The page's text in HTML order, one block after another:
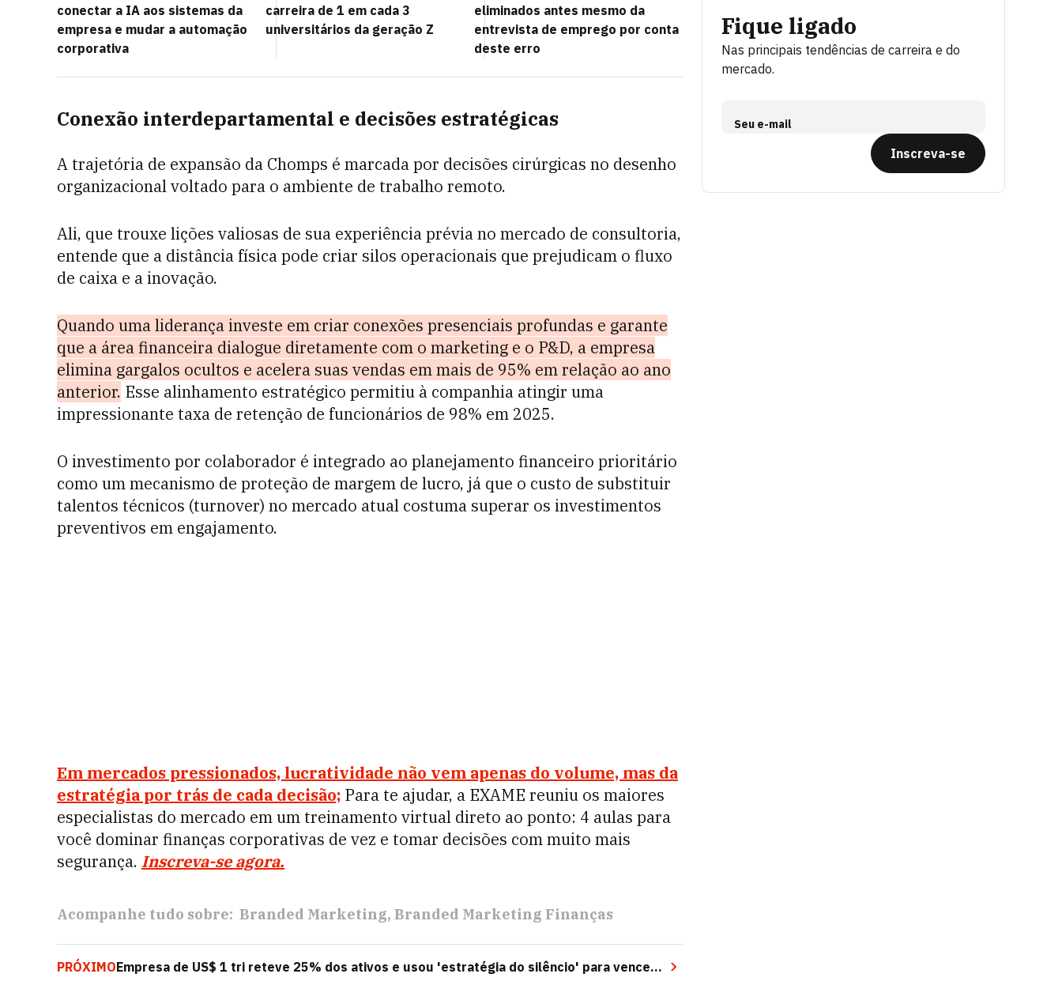
conectar a IA aos sistemas da
empresa e mudar a automação
corporativa
carreira de 1 em cada 3
universitários da geração Z
eliminados antes mesmo da
entrevista de emprego por conta
deste erro
Conexão interdepartamental e decisões estratégicas
A trajetória de expansão da Chomps é marcada por decisões cirúrgicas no desenho
organizacional voltado para o ambiente de trabalho remoto.
Ali, que trouxe lições valiosas de sua experiência prévia no mercado de consultoria,
entende que a distância física pode criar silos operacionais que prejudicam o fluxo
de caixa e a inovação.
Quando uma liderança investe em criar conexões presenciais profundas e garante
que a área financeira dialogue diretamente com o marketing e o P&D, a empresa
elimina gargalos ocultos e acelera suas vendas em mais de 95% em relação ao ano
anterior. Esse alinhamento estratégico permitiu à companhia atingir uma
impressionante taxa de retenção de funcionários de 98% em 2025.
O investimento por colaborador é integrado ao planejamento financeiro prioritário
como um mecanismo de proteção de margem de lucro, já que o custo de substituir
talentos técnicos (turnover) no mercado atual costuma superar os investimentos
preventivos em engajamento.
Em mercados pressionados, lucratividade não vem apenas do volume, mas da
estratégia por trás de cada decisão; Para te ajudar, a EXAME reuniu os maiores
especialistas do mercado em um treinamento virtual direto ao ponto: 4 aulas para
você dominar finanças corporativas de vez e tomar decisões com muito mais
segurança. Inscreva-se agora.
Acompanhe tudo sobre: Branded Marketing Branded Marketing Finanças
PRÓXIMOEmpresa de US$ 1 tri reteve 25% dos ativos e usou 'estratégia do silêncio' para vencer
Fique ligado
Nas principais tendências de carreira e do
mercado.
Seu e-mail
Inscreva-se